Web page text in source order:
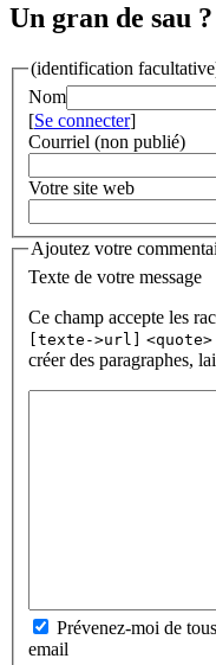
Un gran de sau ?
(identification
Nom
[Se connecter]
Courriel (non publié)
Votre site web
Ajoutez votre
Texte de votre message
Ce champ accepte les
[texte->url] <quote>
créer des paragraphes,
Prévenez-moi de
email